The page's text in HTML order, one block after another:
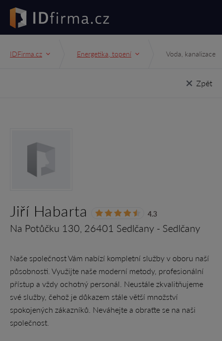
IDFirma.cz Energetika, topení Voda, kanalizace
Zpět
Jiří Habarta 4.3
Na Potůčku 130, 26401 Sedlčany - Sedlčany
Naše společnost Vám nabízí kompletní služby v oboru naší
působnosti. Využijte naše moderní metody, profesionální
přístup a vždy ochotný personál. Neustále zkvalitňujeme
své služby, čehož je důkazem stále větší množství
spokojených zákazníků. Neváhejte a obraťte se na naši
společnost.